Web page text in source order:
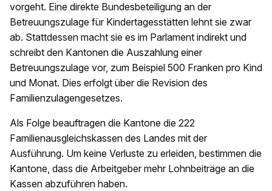
vorgeht. Eine direkte Bundesbeteiligung an der
Betreuungszulage für Kindertagesstätten lehnt sie zwar
ab. Stattdessen macht sie es im Parlament indirekt und
schreibt den Kantonen die Auszahlung einer
Betreuungszulage vor, zum Beispiel 500 Franken pro Kind
und Monat. Dies erfolgt über die Revision des
Familienzulagengesetzes.
Als Folge beauftragen die Kantone die 222
Familienausgleichskassen des Landes mit der
Ausführung. Um keine Verluste zu erleiden, bestimmen die
Kantone, dass die Arbeitgeber mehr Lohnbeiträge an die
Kassen abzuführen haben.